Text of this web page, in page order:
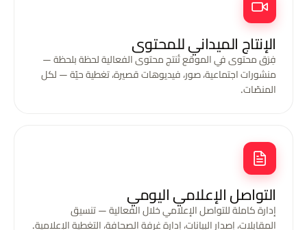
الإنتاج الميداني للمحتوى
فِرَق محتوى في الموقع تُنتج محتوى الفعالية لحظة بلحظة —
منشورات اجتماعية، صور، فيديوهات قصيرة، تغطية حيّة — لكل
المنصّات.
التواصل الإعلامي اليومي
إدارة كاملة للتواصل الإعلامي خلال الفعالية — تنسيق
المقابلات، إصدار البيانات، إدارة غرفة الصحافة، التغطية الإعلامية.